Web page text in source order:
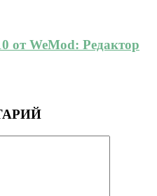
от WeMod: Редактор